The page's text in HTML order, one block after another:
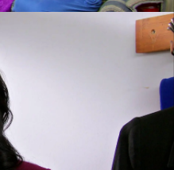
Zeynep y al salir se
chófer que la están
obligada a mentir una
Le comunica a su
por su cuenta
para ayudarlo a
a contarle el